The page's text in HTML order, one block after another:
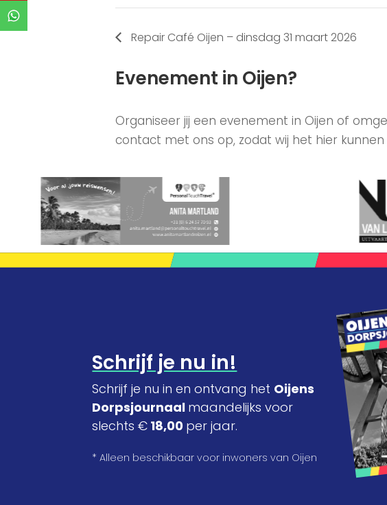
Repair Café Oijen – dinsdag 31 maart 2026
Evenement in Oijen?
Organiseer jij een evenement in Oijen of
contact met ons op, zodat wij het hier
Schrijf je nu in!
Schrijf je nu in en ontvang het Oijens
Dorpsjournaal maandelijks voor
slechts € 18,00 per jaar.
* Alleen beschikbaar voor inwoners van Oijen